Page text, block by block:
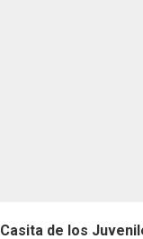
Casita de los